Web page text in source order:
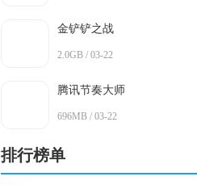
金铲铲之战
2.0GB / 03-22
腾讯节奏大师
696MB / 03-22
排行榜单